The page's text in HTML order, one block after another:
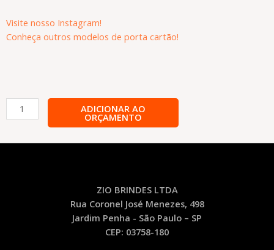
Visite nosso Instagram!
Conheça outros modelos de porta cartão!
Bucal
Personalizado
ADICIONAR AO
ORÇAMENTO
ZIO BRINDES LTDA
Rua Coronel José Menezes, 498
Jardim Penha - São Paulo – SP
CEP: 03758-180